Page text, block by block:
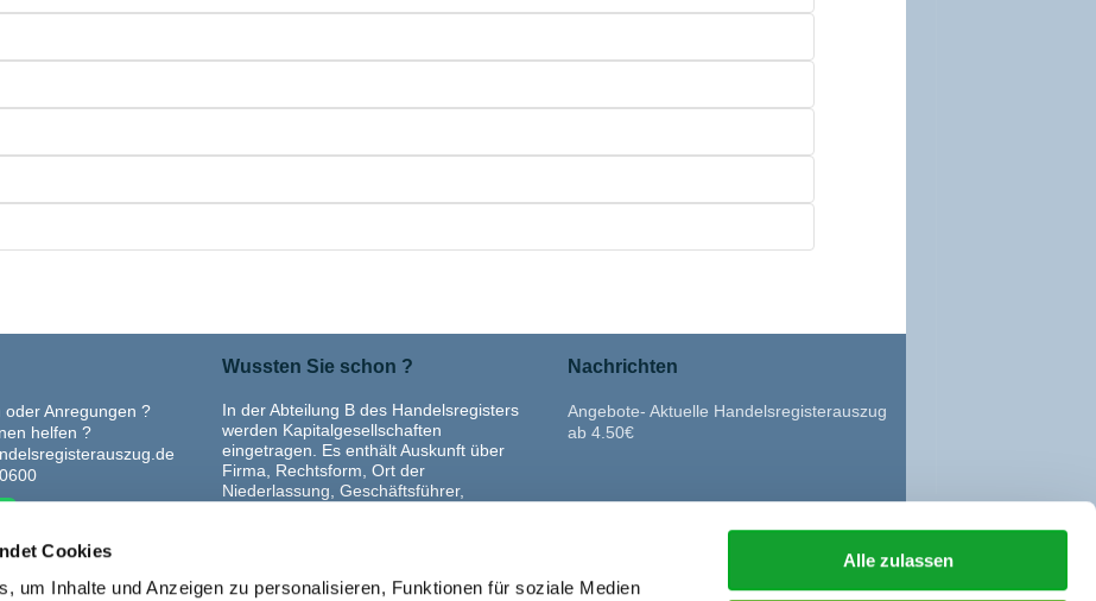
Cookies
um Inhalte und Anzeigen zu personalisieren, Funktionen für soziale Medien
Alle zulassen
oder Anregungen ?
helfen ?
Wussten Sie schon ?
In der Abteilung B des Handelsregisters
werden Kapitalgesellschaften
eingetragen. Es enthält Auskunft über
Firma, Rechtsform, Ort der
Niederlassung, Geschäftsführer,
Eröffnung der Insolvenz und Löschung
Nachrichten
Angebote- Aktuelle Handelsregisterauszug
ab 4.50€